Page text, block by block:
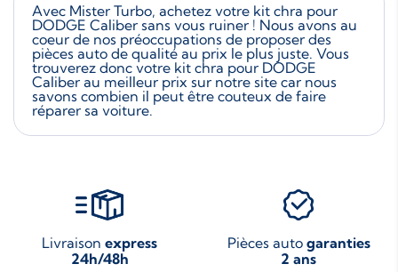
Avec Mister Turbo, achetez votre kit chra pour
DODGE Caliber sans vous ruiner ! Nous avons au
coeur de nos préoccupations de proposer des
pièces auto de qualité au prix le plus juste. Vous
trouverez donc votre kit chra pour DODGE
Caliber au meilleur prix sur notre site car nous
savons combien il peut être couteux de faire
réparer sa voiture.
Livraison express
24h/48h
Pièces auto garanties
2 ans